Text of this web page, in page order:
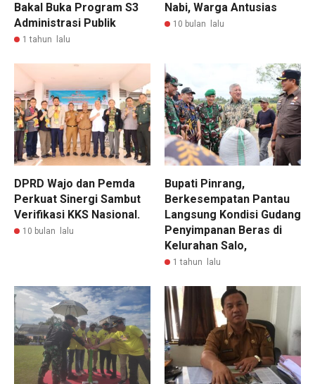
Bakal Buka Program S3
Administrasi Publik
1 tahun lalu
Nabi, Warga Antusias
10 bulan lalu
DPRD Wajo dan Pemda
Perkuat Sinergi Sambut
Verifikasi KKS Nasional.
10 bulan lalu
Bupati Pinrang,
Berkesempatan Pantau
Langsung Kondisi Gudang
Penyimpanan Beras di
Kelurahan Salo,
1 tahun lalu